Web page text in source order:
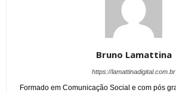
Bruno Lamattina
https://lamattinadigital.com.br
Formado em Comunicação Social e com pós